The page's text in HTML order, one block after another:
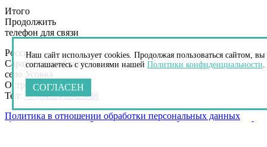
Итого
Продолжить
телефон для связи
Россия
Саратовская область
село Усовка
Остров на Волге
Тел: +7 (8452) 65-23-38
Политика в отношении обработки персональных данных
Наш сайт использует cookies. Продолжая пользоваться сайтом, вы
соглашаетесь с условиями нашей Политики конфиденциальности.
СОГЛАСЕН